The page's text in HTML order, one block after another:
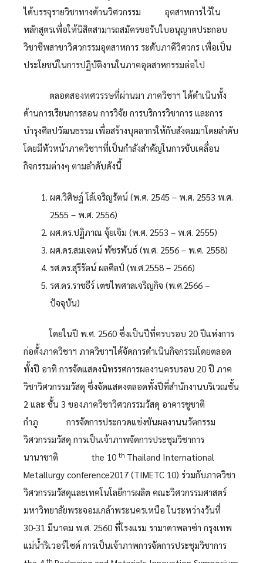
ได้บรรจุรายวิชาทางด้านวิศวกรรม อุตสาหการไว้ใน
หลักสูตรเพื่อให้นิสิตสามารถสมัครขอรับใบอนุญาตประกอบ
วิชาชีพสาขาวิศวกรรมอุตสาหการ ระดับภาคีวิศวกร เพื่อเป็น
ประโยชน์ในการปฏิบัติงานในภาคอุตสาหกรรมต่อไป
ตลอดสองทศวรรษที่ผ่านมา ภาควิชาฯ ได้ดำเนินทั้ง
ด้านการเรียนการสอน การวิจัย การบริการวิชาการ และการ
บำรุงศิลปวัฒนธรรม เพื่อสร้างบุคลากรให้กับสังคมมาโดยลำดับ
โดยมีหัวหน้าภาควิชาฯที่เป็นกำลังสำคัญในการขับเคลื่อน
กิจกรรมต่างๆ ตามลำดับดังนี้
ผศ.วิศิษฎ์ โล้เจริญรัตน์ (พ.ศ. 2545 – พ.ศ. 2553 พ.ศ.
2555 – พ.ศ. 2556)
ผศ.ดร.ปฏิภาณ จุ้ยเจิม (พ.ศ. 2553 – พ.ศ. 2555)
ผศ.ดร.สมเจตน์ พัชรพันธ์ (พ.ศ. 2556 – พ.ศ. 2558)
รศ.ดร.สุรีรัตน์ ผลศิลป์ (พ.ศ.2558 – 2566)
รศ.ดร.ราชธีร์ เตชไพศาลเจริญกิจ (พ.ศ.2566 –
ปัจจุบัน)
โดยในปี พ.ศ. 2560 ซึ่งเป็นปีที่ครบรอบ 20 ปีแห่งการ
ก่อตั้งภาควิชาฯ ภาควิชาฯได้จัดการดำเนินกิจกรรมโดยตลอด
ทั้งปี อาทิ การจัดแสดงนิทรรศการผลงานครบรอบ 20 ปี ภาค
วิชาวิศวกรรมวัสดุ ซึ่งจัดแสดงตลอดทั้งปีที่สำนักงานบริเวณชั้น
2 และ ชั้น 3 ของภาควิชาวิศวกรรมวัสดุ อาคารชูชาติ
กำภู การจัดการประกวดแข่งขันผลงานนวัตกรรม
วิศวกรรมวัสดุ การเป็นเจ้าภาพจัดการประชุมวิชาการ
นานาชาติ the 10 th Thailand International
Metallurgy conference2017 (TIMETC 10) ร่วมกับภาควิชา
วิศวกรรมวัสดุและเทคโนโลยีการผลิต คณะวิศวกรรมศาสตร์
มหาวิทยาลัยพระจอมเกล้าพระนครเหนือ ในระหว่างวันที่
30-31 มีนาคม พ.ศ. 2560 ที่โรงแรม รามาดาพลาซ่า กรุงเทพ
แม่น้ำริเวอร์ไซด์ การเป็นเจ้าภาพการจัดการประชุมวิชาการ
th